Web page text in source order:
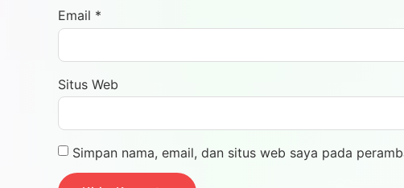
Email *
Situs Web
Simpan nama, email, dan situs web saya pada